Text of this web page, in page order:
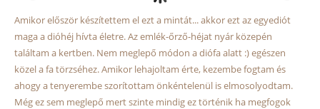
Amikor először készítettem el ezt a mintát... akkor ezt az egyediót
maga a dióhéj hívta életre. Az emlék-őrző-héjat nyár közepén
találtam a kertben. Nem meglepő módon a diófa alatt :) egészen
közel a fa törzséhez. Amikor lehajoltam érte, kezembe fogtam és
ahogy a tenyerembe szorítottam önkéntelenül is elmosolyodtam.
Még ez sem meglepő mert szinte mindig ez történik ha megfogok